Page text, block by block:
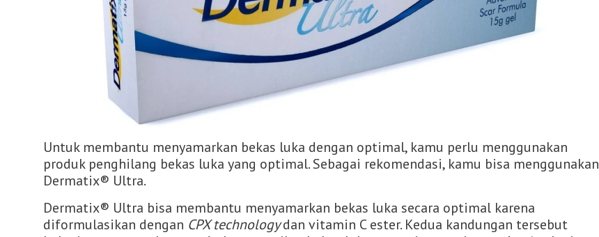
Untuk membantu menyamarkan bekas luka dengan optimal, kamu perlu menggunakan
produk penghilang bekas luka yang optimal. Sebagai rekomendasi, kamu bisa menggunakan
Dermatix® Ultra.
Dermatix® Ultra bisa membantu menyamarkan bekas luka secara optimal karena
diformulasikan dengan CPX technologydan vitamin C ester. Kedua kandungan tersebut